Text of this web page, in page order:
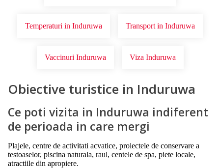
Temperaturi in Induruwa Transport in Induruwa
Vaccinuri Induruwa Viza Induruwa
Obiective turistice in Induruwa
Ce poti vizita in Induruwa indiferent
de perioada in care mergi
Plajele, centre de activitati acvatice, proiectele de conservare a
testoaselor, piscina naturala, raul, centele de spa, piete locale,
atractiile din apropiere.